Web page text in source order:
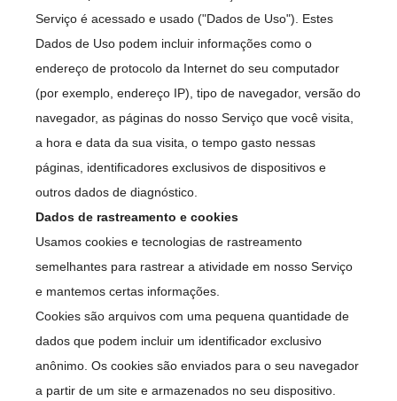
Serviço é acessado e usado ("Dados de Uso"). Estes
Dados de Uso podem incluir informações como o
endereço de protocolo da Internet do seu computador
(por exemplo, endereço IP), tipo de navegador, versão do
navegador, as páginas do nosso Serviço que você visita,
a hora e data da sua visita, o tempo gasto nessas
páginas, identificadores exclusivos de dispositivos e
outros dados de diagnóstico.
Dados de rastreamento e cookies
Usamos cookies e tecnologias de rastreamento
semelhantes para rastrear a atividade em nosso Serviço
e mantemos certas informações.
Cookies são arquivos com uma pequena quantidade de
dados que podem incluir um identificador exclusivo
anônimo. Os cookies são enviados para o seu navegador
a partir de um site e armazenados no seu dispositivo.